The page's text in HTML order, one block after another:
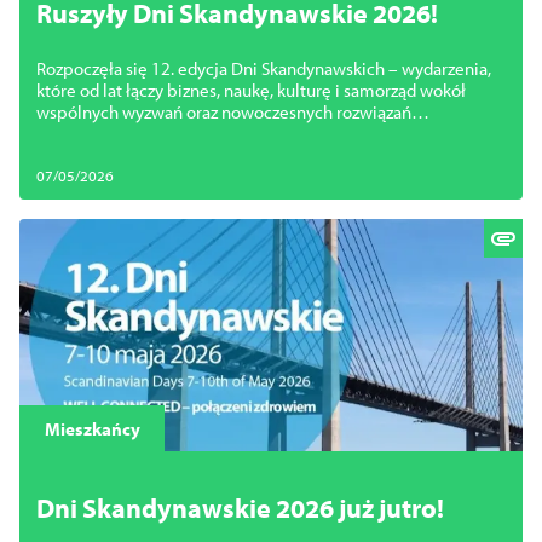
Ruszyły Dni Skandynawskie 2026!
Rozpoczęła się 12. edycja Dni Skandynawskich – wydarzenia,
które od lat łączy biznes, naukę, kulturę i samorząd wokół
wspólnych wyzwań oraz nowoczesnych rozwiązań
07/05/2026
Mieszkańcy
Dni Skandynawskie 2026 już jutro!